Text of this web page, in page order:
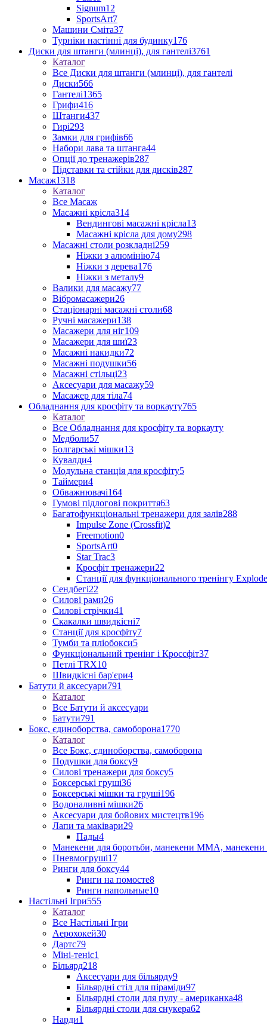
Signum12
SportsArt7
Машини Сміта37
Турніки настінні для будинку176
Диски для штанги (млинці), для гантелі3761
Каталог
Все Диски для штанги (млинці), для гантелі
Диски566
Гантелі1365
Грифи416
Штанги437
Гирі293
Замки для грифів66
Набори лава та штанга44
Опції до тренажерів287
Підставки та стійки для дисків287
Масаж1318
Каталог
Все Масаж
Масажні крісла314
Вендингові масажні крісла13
Масажні крісла для дому298
Масажні столи розкладні259
Ніжки з алюмінію74
Ніжки з дерева176
Ніжки з металу9
Валики для масажу77
Вібромасажери26
Стаціонарні масажні столи68
Ручні масажери138
Масажери для ніг109
Масажери для шиї23
Масажні накидки72
Масажні подушки56
Масажні стільці23
Аксесуари для масажу59
Масажер для тіла74
Обладнання для кросфіту та воркауту765
Каталог
Все Обладнання для кросфіту та воркауту
Медболи57
Болгарські мішки13
Кувалди4
Модульна станція для кросфіту5
Таймери4
Обважнювачі164
Гумові підлогові покриття63
Багатофункціональні тренажери для залів288
Impulse Zone (Crossfit)2
Freemotion0
SportsArt0
Star Trac3
Кросфіт тренажери22
Станції для функціонального тренінгу Explode
Сендбегі22
Силові рами26
Силові стрічки41
Скакалки швидкісні7
Станції для кросфіту7
Тумби та пліобокси5
Функціональний тренінг і Кроссфіт37
Петлі TRX10
Швидкісні бар'єри4
Батути й аксесуари791
Каталог
Все Батути й аксесуари
Батути791
Бокс, єдиноборства, самоборона1770
Каталог
Все Бокс, єдиноборства, самоборона
Подушки для боксу9
Силові тренажери для боксу5
Боксерські груші36
Боксерські мішки та груші196
Водоналивні мішки26
Аксесуари для бойових мистецтв196
Лапи та маківари29
Пады4
Манекени для боротьби, манекени ММА, манекени
Пневмогруші17
Ринги для боксу44
Ринги на помосте8
Ринги напольные10
Настільні Ігри555
Каталог
Все Настільні Ігри
Аерохокей30
Дартс79
Міні-теніс1
Більярд218
Аксесуари для більярду9
Більярдні стіл для піраміди97
Більярдні столи для пулу - американка48
Більярдні столи для снукера62
Нарди1